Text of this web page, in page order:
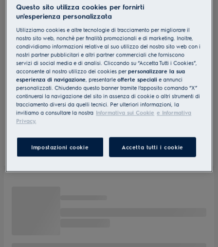
Questo sito utilizza cookies per fornirti
un'esperienza personalizzata
Utilizziamo cookies e altre tecnologie di tracciamento per migliorare il
nostro sito web, nonchè per finalità promozionali e di marketing. Inoltre,
condividiamo informazioni relative al suo utilizzo del nostro sito web con i
nostri partner pubblicitari e altri partner commerciali che forniscono
servizi di social media e di analisi. Cliccando su “Accetta Tutti i Cookies”,
acconsente al nostro utilizzo dei cookies perpersonalizzare la sua
esperienza di navigazione, presentarleofferte speciali e annunci
personalizzati. Chiudendo questo banner tramite l’apposito comando “X”
continuerai la navigazione del sito in assenza di cookie o altri strumenti di
tracciamento diversi da quelli tecnici. Per ulteriori informazioni, la
invitiamo a consultare la nostra Informativa sui Cookie e Informativa
Privacy.
Impostazioni cookie Accetta tutti i cookie